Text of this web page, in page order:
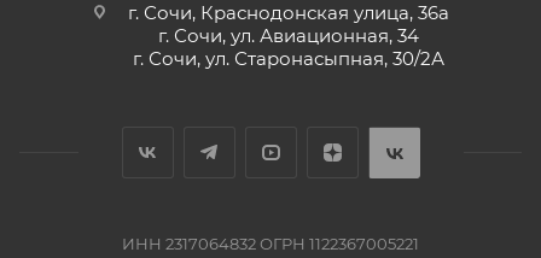
г. Сочи, Краснодонская улица, 36а
г. Сочи, ул. Авиационная, 34
г. Сочи, ул. Старонасыпная, 30/2А
ИНН 2317064832 ОГРН 1122367005221